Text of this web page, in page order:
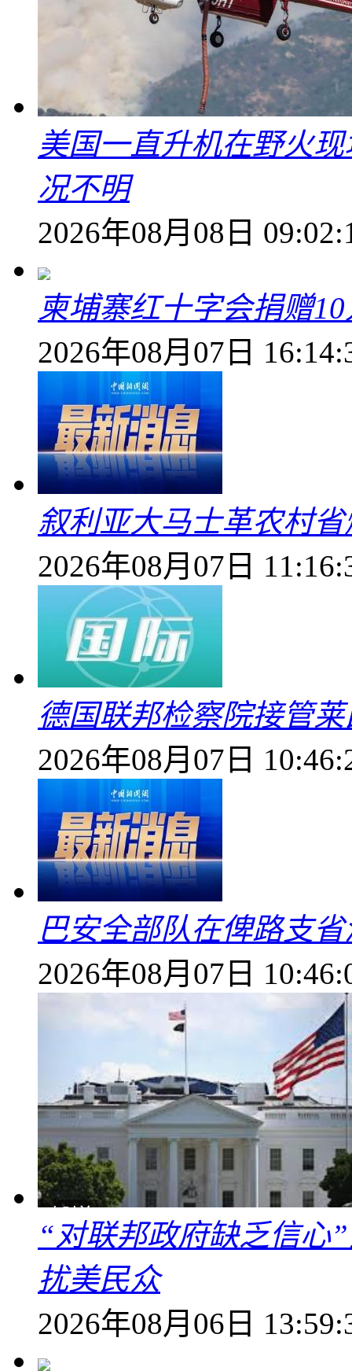
美国一直升机在野火
况不明
2026年08月08日
柬埔寨红十字会捐赠
2026年08月07日
叙利亚大马士革农村
2026年08月07日
德国联邦检察院接管
2026年08月07日
巴安全部队在俾路支
2026年08月07日
“对联邦政府缺乏信心
扰美民众
2026年08月06日